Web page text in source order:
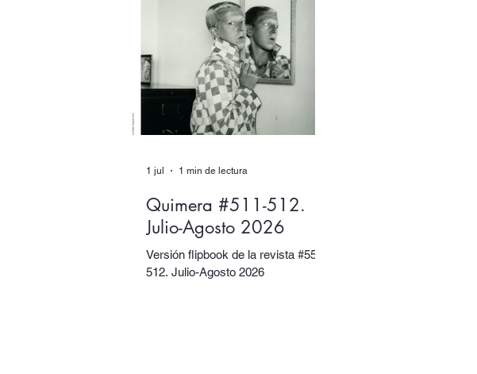
y fotógrafa. Introvertide y
extrovertida. Leyendas de la
vanguardia y combatientes de la
resistencia.
Quimera #511-512.
Julio-Agosto 2026
Versión flipbook de la revista #5511-
512. Julio-Agosto 2026
1 jul 1 min de lectura